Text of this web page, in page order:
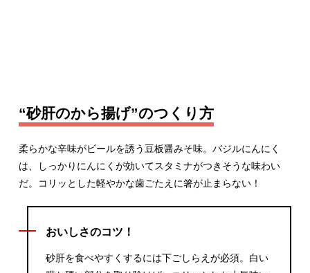
“砂肝のから揚げ”のつくり方
柔らかな辛味がビールを誘う豆板醤みそ味。バジルにんにく
は、しっかりにんにくが効いてスタミナがつきそうな味わい
だ。コリッとした軽やかな歯ごたえに箸が止まらない！
おいしさのコツ！
砂肝を食べやすくするには下ごしらえが必須。白い